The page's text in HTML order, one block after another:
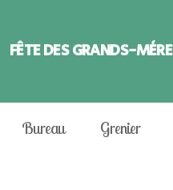
FÊTE DES GRANDS-
Bureau Grenier